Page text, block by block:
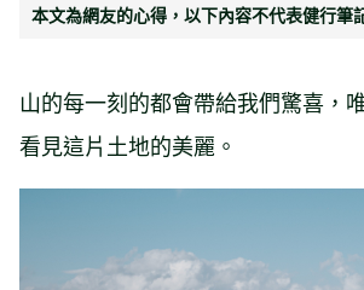
本文為網友的心得，以下內容不代表健行筆
山的每一刻的都會帶給我們驚喜，
看見這片土地的美麗。